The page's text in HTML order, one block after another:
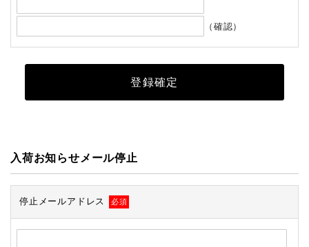
（確認）
入荷お知らせメール停止
停止メールアドレス 必須